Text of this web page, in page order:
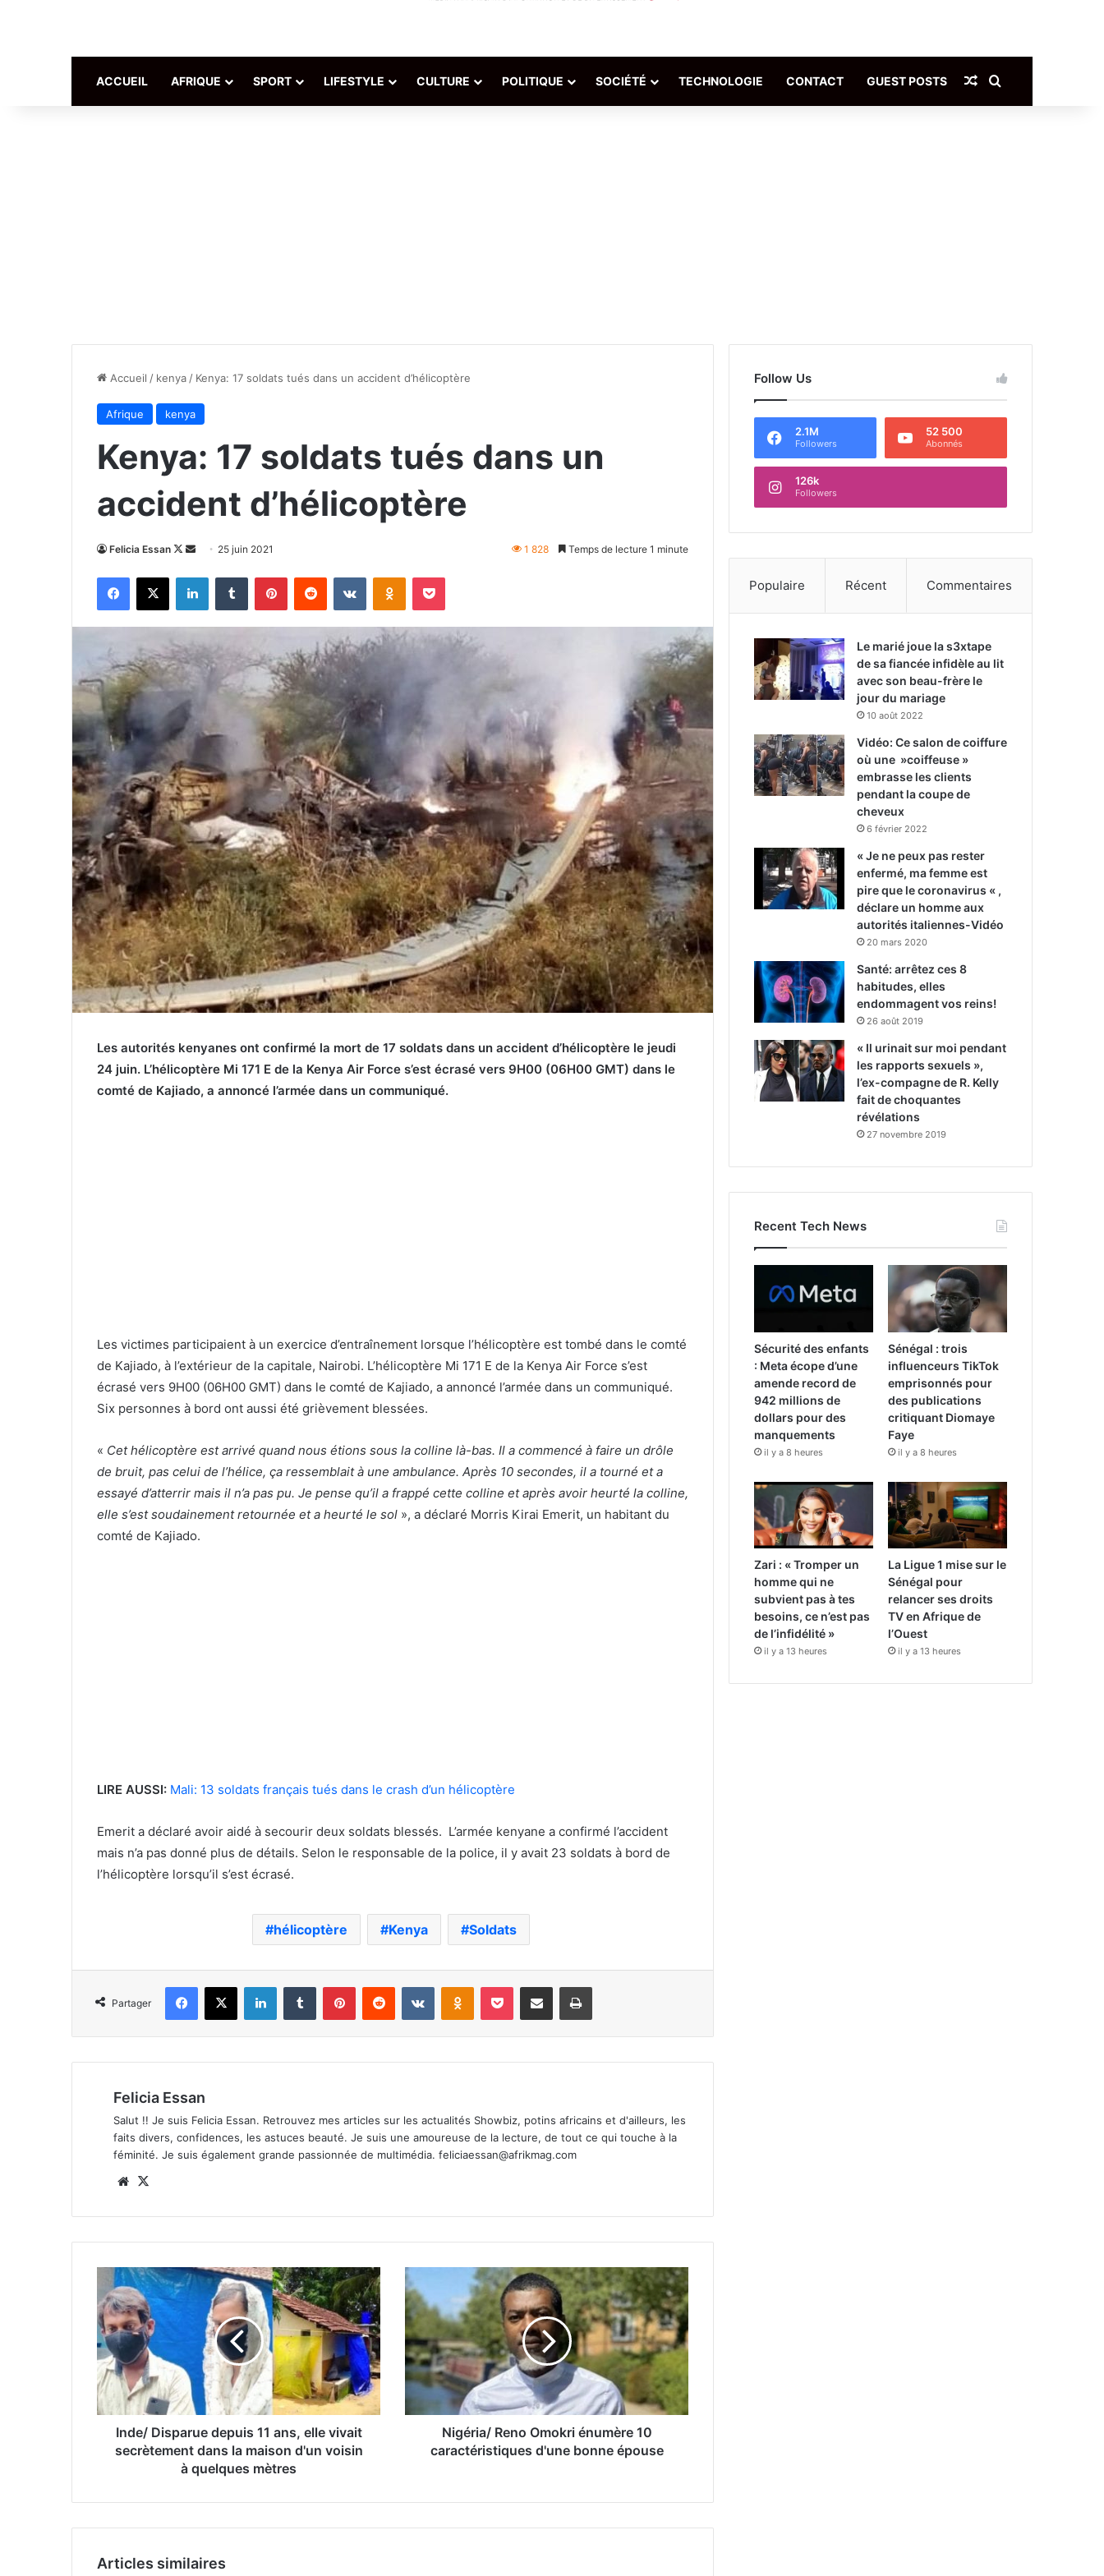
ACCUEIL AFRIQUE SPORT LIFESTYLE CULTURE POLITIQUE SOCIÉTÉ TECHNOLOGIE CONTACT GUEST POSTS Article Aléatoire
Accueil / kenya / Kenya: 17 soldats tués dans un accident d’hélicoptère
Afrique kenya
Kenya: 17 soldats tués dans un
accident d’hélicoptère
Felicia Essan
Follow
X
Envoyer25 juin 2021 1 828 Temps de lecture 1 minute
Facebook
X LinkedinTumblr PinterestReddit VKontakteOdnoklassniki
Pocket
Les autorités kenyanes ont confirmé la mort de 17 soldats dans un accident d’hélicoptère le jeudi
24 juin. L’hélicoptère Mi 171 E de la Kenya Air Force s’est écrasé vers 9H00 (06H00 GMT) dans le
comté de Kajiado, a annoncé l’armée dans un communiqué.
Les victimes participaient à un exercice d’entraînement lorsque l’hélicoptère est tombé dans le comté
de Kajiado, à l’extérieur de la capitale, Nairobi. L’hélicoptère Mi 171 E de la Kenya Air Force s’est
écrasé vers 9H00 (06H00 GMT) dans le comté de Kajiado, a annoncé l’armée dans un communiqué.
Six personnes à bord ont aussi été grièvement blessées.
« Cet hélicoptère est arrivé quand nous étions sous la colline là-bas. Il a commencé à faire un drôle
de bruit, pas celui de l’hélice, ça ressemblait à une ambulance. Après 10 secondes, il a tourné et a
essayé d’atterrir mais il n’a pas pu. Je pense qu’il a frappé cette colline et après avoir heurté la colline,
elle s’est soudainement retournée et a heurté le sol », a déclaré Morris Kirai Emerit, un habitant du
comté de Kajiado.
LIRE AUSSI: Mali: 13 soldats français tués dans le crash d’un hélicoptère
Emerit a déclaré avoir aidé à secourir deux soldats blessés. L’armée kenyane a confirmé l’accident
mais n’a pas donné plus de détails. Selon le responsable de la police, il y avait 23 soldats à bord de
l’hélicoptère lorsqu’il s’est écrasé.
hélicoptère Kenya Soldats
Partager
Facebook
X LinkedinTumblr PinterestReddit VKontakteOdnoklassniki
Pocket Partager par email Imprimer
Felicia Essan
Salut !! Je suis Felicia Essan. Retrouvez mes articles sur les actualités Showbiz, potins africains et d'ailleurs, les
faits divers, confidences, les astuces beauté. Je suis une amoureuse de la lecture, de tout ce qui touche à la
féminité. Je suis également grande passionnée de multimédia. feliciaessan@afrikmag.com
Website
Inde/ Disparue depuis 11 ans, elle vivait
secrètement dans la maison d'un voisin
à quelques mètres
Nigéria/ Reno Omokri énumère 10
caractéristiques d'une bonne épouse
Articles similaires
Follow Us
2.1M
Followers
52 500
Abonnés
126k
Followers
Populaire Récent Commentaires
Le marié joue la s3xtape
de sa fiancée infidèle au lit
avec son beau-frère le
jour du mariage
10 août 2022
Vidéo: Ce salon de coiffure
où une »coiffeuse »
embrasse les clients
pendant la coupe de
cheveux
6 février 2022
« Je ne peux pas rester
enfermé, ma femme est
pire que le coronavirus « ,
déclare un homme aux
autorités italiennes-Vidéo
20 mars 2020
Santé: arrêtez ces 8
habitudes, elles
endommagent vos reins!
26 août 2019
« Il urinait sur moi pendant
les rapports sexuels »,
l’ex-compagne de R. Kelly
fait de choquantes
révélations
27 novembre 2019
Recent Tech News
Sécurité des enfants
: Meta écope d’une
amende record de
942 millions de
dollars pour des
manquements
il y a 8 heures
Sénégal : trois
influenceurs TikTok
emprisonnés pour
des publications
critiquant Diomaye
Faye
il y a 8 heures
Zari : « Tromper un
homme qui ne
subvient pas à tes
besoins, ce n’est pas
de l’infidélité »
il y a 13 heures
La Ligue 1 mise sur le
Sénégal pour
relancer ses droits
TV en Afrique de
l’Ouest
il y a 13 heures